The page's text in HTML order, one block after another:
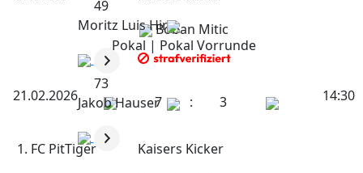
Boban Mitic
Pokal | Pokal Vorrunde
21.02.2026 14:30
7 : 3
1. FC PitTiger
Kaisers Kicker
49
Moritz Luis Hirt
73
Jakob Hauser